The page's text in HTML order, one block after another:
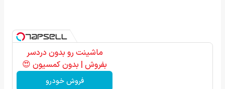
ماشینت رو بدون دردسر
بفروش | بدون کمسیون 😍
فروش خودرو